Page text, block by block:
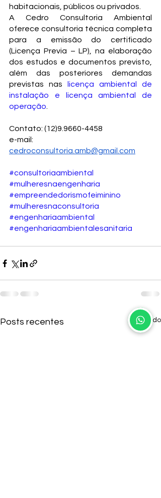
habitacionais, públicos ou privados.
A Cedro Consultoria Ambiental
oferece consultoria técnica completa
para a emissão do certificado
(Licença Previa – LP), na elaboração
dos estudos e documentos previsto,
além das posteriores demandas
previstas nas
licença ambiental de
instalação e licença ambiental de
operação
Contato: (12)9.9660-4458
e-mail:
cedroconsultoria.amb@gmail.com
#consultoriaambiental
#mulheresnaengenharia
#empreendedorismofeiminino
#mulheresnaconsultoria
#engenhariaambiental
#engenhariaambientalesanitaria
Posts recentes Ver tudo